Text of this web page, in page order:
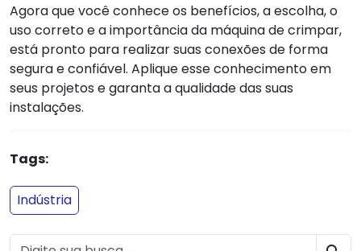
Agora que você conhece os benefícios, a escolha, o
uso correto e a importância da máquina de crimpar,
está pronto para realizar suas conexões de forma
segura e confiável. Aplique esse conhecimento em
seus projetos e garanta a qualidade das suas
instalações.
Tags:
Indústria